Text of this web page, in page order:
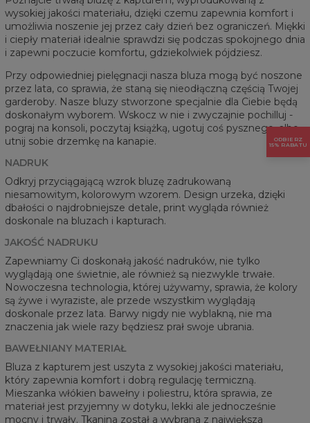
wysokiej jakości materiału, dzięki czemu zapewnia komfort i
umożliwia noszenie jej przez cały dzień bez ograniczeń. Miękki
i ciepły materiał idealnie sprawdzi się podczas spokojnego dnia
i zapewni poczucie komfortu, gdziekolwiek pójdziesz.
Przy odpowiedniej pielęgnacji nasza bluza mogą być noszone
przez lata, co sprawia, że staną się nieodłączną częścią Twojej
garderoby. Nasze bluzy stworzone specjalnie dla Ciebie będą
doskonałym wyborem. Wskocz w nie i zwyczajnie pochilluj -
pograj na konsoli, poczytaj książką, ugotuj coś pysznego, albo
utnij sobie drzemkę na kanapie.
NADRUK
Odkryj przyciągającą wzrok bluzę zadrukowaną
niesamowitym, kolorowym wzorem. Design urzeka, dzięki
dbałości o najdrobniejsze detale, print wygląda również
doskonale na bluzach i kapturach.
JAKOŚĆ NADRUKU
Zapewniamy Ci doskonałą jakość nadruków, nie tylko
wyglądają one świetnie, ale również są niezwykle trwałe.
Nowoczesna technologia, której używamy, sprawia, że kolory
są żywe i wyraziste, ale przede wszystkim wyglądają
doskonale przez lata. Barwy nigdy nie wyblakną, nie ma
znaczenia jak wiele razy będziesz prał swoje ubrania.
BAWEŁNIANY MATERIAŁ
Bluza z kapturem jest uszyta z wysokiej jakości materiału,
który zapewnia komfort i dobrą regulację termiczną.
Mieszanka włókien bawełny i poliestru, która sprawia, ze
materiał jest przyjemny w dotyku, lekki ale jednocześnie
mocny i trwały. Tkanina został a wybrana z największa
ODBIERZ
15% RABATU